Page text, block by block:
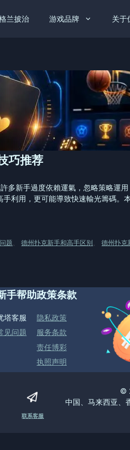
兰披治 游戏品牌 关于
巧推荐
多新手過度依賴運氣，忽略策略運
利用，更可能導致快速輸光籌碼
题 、德州扑克新手和高手区别 、德州扑克
手帮助
塔客服
见问题
政策条款
隐私政策
服务条款
责任博彩
执照声明
联系客服
©
中国、马来西亚、